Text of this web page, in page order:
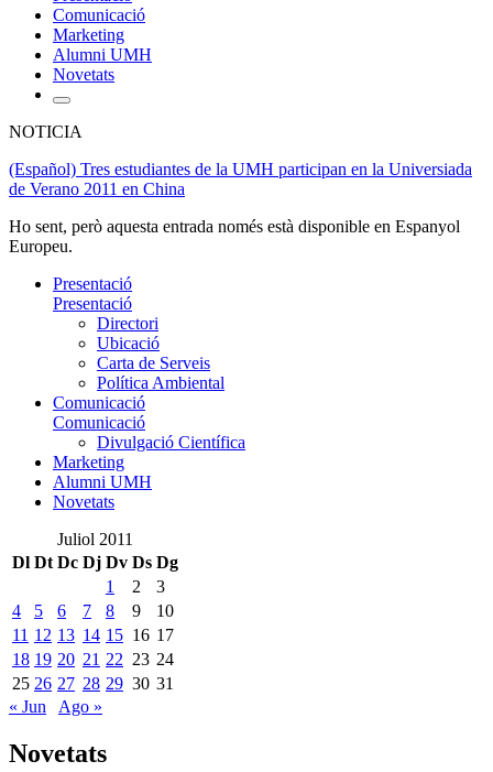
Comunicació
Marketing
Alumni UMH
Novetats
NOTICIA
(Español) Tres estudiantes de la UMH participan en la Universiada
de Verano 2011 en China
Ho sent, però aquesta entrada només està disponible en Espanyol
Europeu.
Presentació
Presentació
Directori
Ubicació
Carta de Serveis
Política Ambiental
Comunicació
Comunicació
Divulgació Científica
Marketing
Alumni UMH
Novetats
Juliol 2011
Dl Dt Dc Dj Dv Ds Dg
1
2
3
4
5 6 7 8 9
10
11 12 13 14 15 16 17
18 19 20 21 22 23 24
25 26 27 28 29 30 31
« Jun
Ago »
Novetats